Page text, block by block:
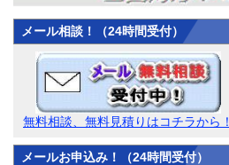
メール相談！（24時間受付）
無料相談、無料見積りはコチラから！
メールお申込み！（24時間受付）